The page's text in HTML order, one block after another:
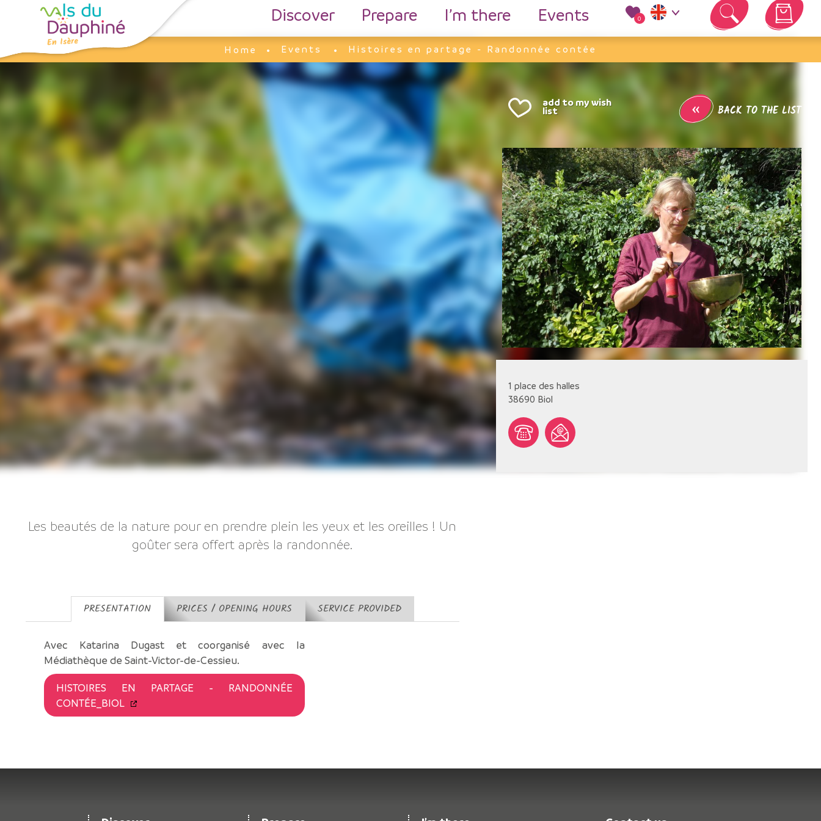
Discover Prepare I’m there Events 0
Your cart is empty
Home
Events Histoires en partage - Randonnée contée
Les beautés de la nature pour en prendre plein les yeux et les oreilles ! Un
goûter sera offert après la randonnée.
PRESENTATION PRICES / OPENING HOURS SERVICE PROVIDED
Avec Katarina Dugast et coorganisé avec la
Médiathèque de Saint-Victor-de-Cessieu.
HISTOIRES EN PARTAGE - RANDONNÉE
CONTÉE_BIOL
« BACK TO THE LIST
1 place des halles
38690 Biol
Cookies management panel